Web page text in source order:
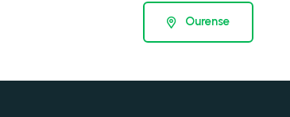
Ourense